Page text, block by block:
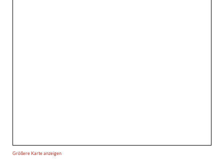
Größere Karte anzeigen